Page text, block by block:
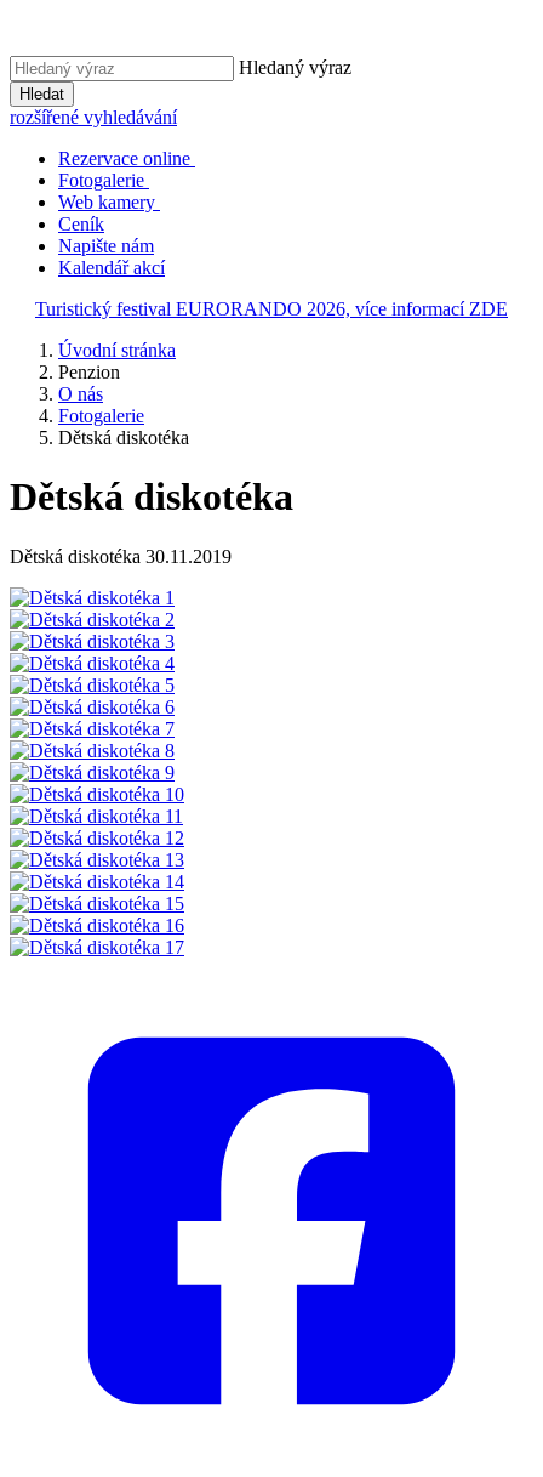
Hledaný výraz
Hledat
rozšířené vyhledávání
Rezervace online
Fotogalerie
Web kamery
Ceník
Napište nám
Kalendář akcí
Turistický festival EURORANDO 2026, více informací ZDE
Úvodní stránka
Penzion
O nás
Fotogalerie
Dětská diskotéka
Dětská diskotéka
Dětská diskotéka 30.11.2019